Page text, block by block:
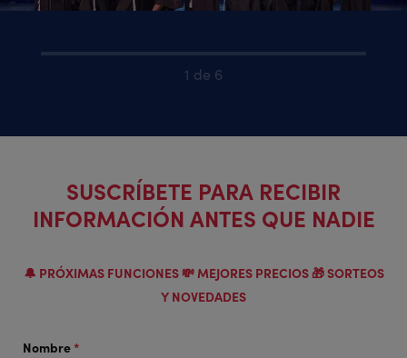
1 de 6
SUSCRÍBETE PARA RECIBIR
INFORMACIÓN ANTES QUE NADIE
🔔 PRÓXIMAS FUNCIONES 💸 MEJORES PRECIOS 🎁 SORTEOS
Y NOVEDADES
Nombre *